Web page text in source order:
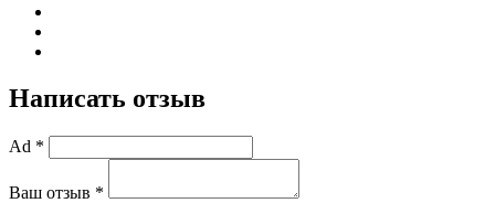
Написать отзыв
Ad *
Ваш отзыв *